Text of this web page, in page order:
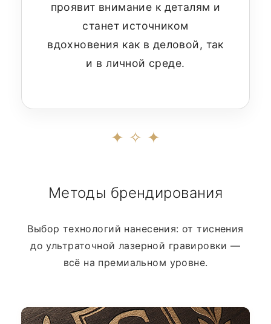
проявит внимание к деталям и
станет источником
вдохновения как в деловой, так
и в личной среде.
✦ ✧ ✦
Методы брендирования
Выбор технологий нанесения: от тиснения
до ультраточной лазерной гравировки —
всё на премиальном уровне.